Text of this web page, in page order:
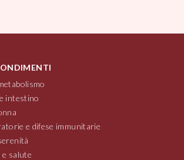
intestino
e difese immunitarie
e salute